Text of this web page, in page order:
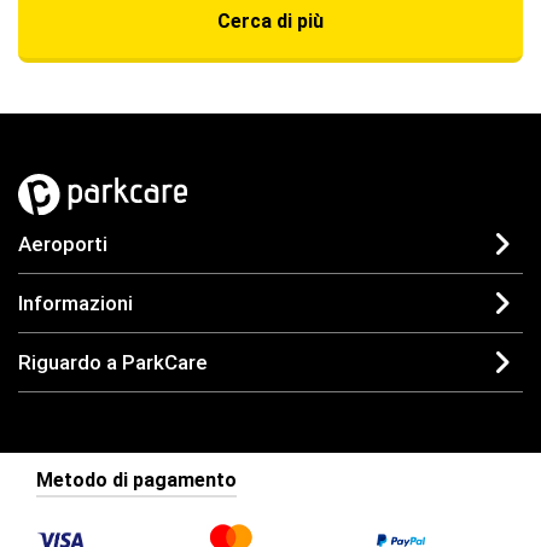
Cerca di più
Aeroporti
Informazioni
Riguardo a ParkCare
Metodo di pagamento